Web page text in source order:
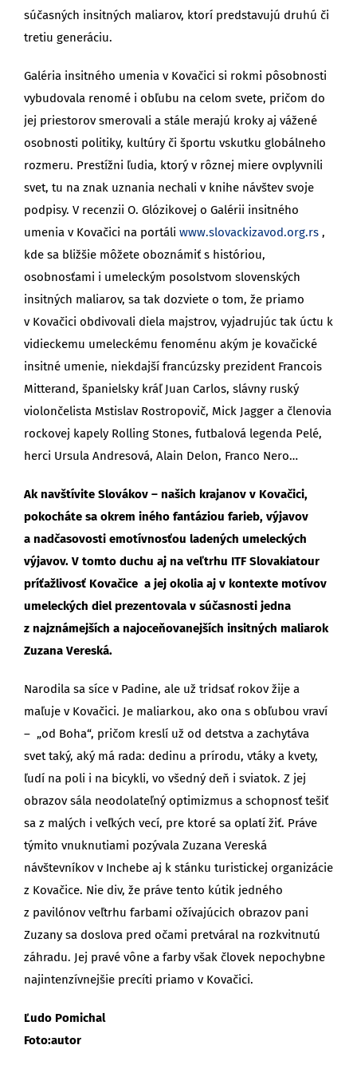
súčasných insitných maliarov, ktorí predstavujú druhú či
tretiu generáciu.
Galéria insitného umenia v Kovačici si rokmi pôsobnosti
vybudovala renomé i obľubu na celom svete, pričom do
jej priestorov smerovali a stále merajú kroky aj vážené
osobnosti politiky, kultúry či športu vskutku globálneho
rozmeru. Prestížni ľudia, ktorý v rôznej miere ovplyvnili
svet, tu na znak uznania nechali v knihe návštev svoje
podpisy. V recenzii O. Glózikovej o Galérii insitného
umenia v Kovačici na portáli www.slovackizavod.org.rs ,
kde sa bližšie môžete oboznámiť s históriou,
osobnosťami i umeleckým posolstvom slovenských
insitných maliarov, sa tak dozviete o tom, že priamo
v Kovačici obdivovali diela majstrov, vyjadrujúc tak úctu k
vidieckemu umeleckému fenoménu akým je kovačické
insitné umenie, niekdajší francúzsky prezident Francois
Mitterand, španielsky kráľ Juan Carlos, slávny ruský
violončelista Mstislav Rostropovič, Mick Jagger a členovia
rockovej kapely Rolling Stones, futbalová legenda Pelé,
herci Ursula Andresová, Alain Delon, Franco Nero…
Ak navštívite Slovákov – našich krajanov v Kovačici,
pokocháte sa okrem iného fantáziou farieb, výjavov
a nadčasovosti emotívnosťou ladených umeleckých
výjavov. V tomto duchu aj na veľtrhu ITF Slovakiatour
príťažlivosť Kovačice a jej okolia aj v kontexte motívov
umeleckých diel prezentovala v súčasnosti jedna
z najznámejších a najoceňovanejších insitných maliarok
Zuzana Vereská.
Narodila sa síce v Padine, ale už tridsať rokov žije a
maľuje v Kovačici. Je maliarkou, ako ona s obľubou vraví
– „od Boha“, pričom kreslí už od detstva a zachytáva
svet taký, aký má rada: dedinu a prírodu, vtáky a kvety,
ľudí na poli i na bicykli, vo všedný deň i sviatok. Z jej
obrazov sála neodolateľný optimizmus a schopnosť tešiť
sa z malých i veľkých vecí, pre ktoré sa oplatí žiť. Práve
týmito vnuknutiami pozývala Zuzana Vereská
návštevníkov v Inchebe aj k stánku turistickej organizácie
z Kovačice. Nie div, že práve tento kútik jedného
z pavilónov veľtrhu farbami ožívajúcich obrazov pani
Zuzany sa doslova pred očami pretváral na rozkvitnutú
záhradu. Jej pravé vône a farby však človek nepochybne
najintenzívnejšie precíti priamo v Kovačici.
Ľudo Pomichal
Foto:autor